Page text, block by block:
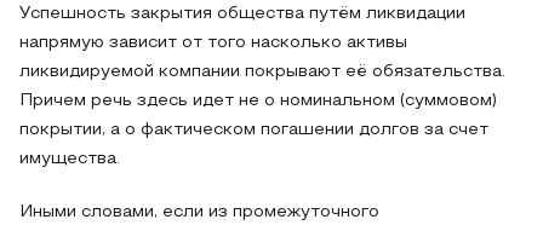
Успешность закрытия общества путём ликвидации
напрямую зависит от того насколько активы
ликвидируемой компании покрывают её обязательства.
Причем речь здесь идет не о номинальном (суммовом)
покрытии, а о фактическом погашении долгов за счет
имущества.
Иными словами, если из промежуточного